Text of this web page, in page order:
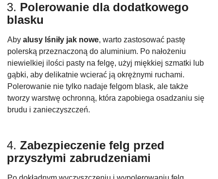
3. Polerowanie dla dodatkowego
blasku
Aby alusy lśniły jak nowe, warto zastosować pastę
polerską przeznaczoną do aluminium. Po nałożeniu
niewielkiej ilości pasty na felgę, użyj miękkiej szmatki lub
gąbki, aby delikatnie wcierać ją okrężnymi ruchami.
Polerowanie nie tylko nadaje felgom blask, ale także
tworzy warstwę ochronną, która zapobiega osadzaniu się
brudu i zanieczyszczeń.
4. Zabezpieczenie felg przed
przyszłymi zabrudzeniami